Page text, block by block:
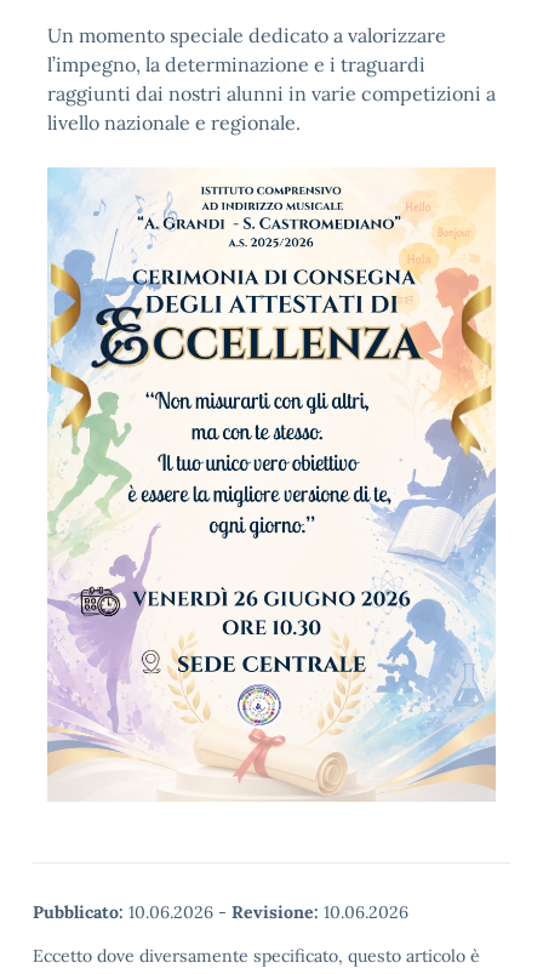
Un momento speciale dedicato a valorizzare
l’impegno, la determinazione e i traguardi
raggiunti dai nostri alunni in varie competizioni a
livello nazionale e regionale.
Pubblicato: 10.06.2026 - Revisione: 10.06.2026
Eccetto dove diversamente specificato, questo articolo è